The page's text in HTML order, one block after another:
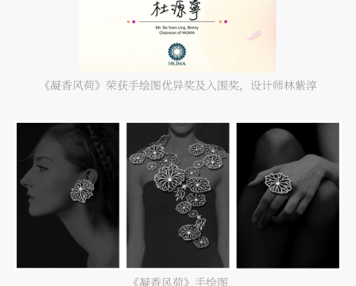
《凝香风荷》荣获手绘图优异奖及入围奖，设计师林紫淳
《凝香风荷》手绘图